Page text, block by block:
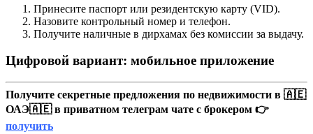
Принесите паспорт или резидентскую карту (VID).
Назовите контрольный номер и телефон.
Получите наличные в дирхамах без комиссии за выдачу.
Цифровой вариант: мобильное приложение
Получите секретные предложения по недвижимости в 🇦🇪
ОАЭ🇦🇪 в приватном телеграм чате с брокером 👉
получить